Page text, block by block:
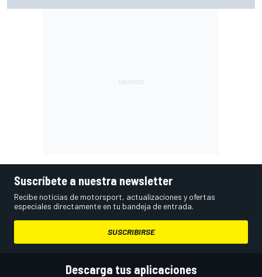
Suscríbete a nuestra newsletter
Recibe noticias de motorsport, actualizaciones y ofertas
especiales directamente en tu bandeja de entrada.
SUSCRIBIRSE
Descarga tus aplicaciones